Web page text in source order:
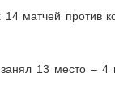
матчей против
13 место –